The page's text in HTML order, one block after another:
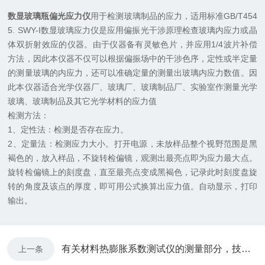
数显玻璃瓶偏光应力仪用于检测玻璃制品的应力，适用标准GB/T454
5. SWY-I数显玻璃应力仪是应用偏振光干涉原理检查玻璃内应力或晶
体双折射效应的仪器。由于仪器备有灵敏色片，并应用1/4波片补偿
方法，因此本仪器不仅可以根据偏振场中的干涉色序，定性或半定量
的测量玻璃的内应力，还可以准确定量的测量出玻璃内应力数值。因
此本仪器适合光学仪器厂、玻璃厂、玻璃制品厂、实验室作测量光学
玻璃、玻璃制品及其它光学材料的应力值
检测方法：
1、定性法：检测是否存在应力。
2、定量法：检测应力大小。打开电源，未放样品整个视野范围是黑
褐色的，放入样品，不旋转检偏镜，观测出最亮点即为应力最大点。
旋转检偏镜上的刻度盘，直至最亮点变成黑褐色，记录此时刻度盘旋
转的角度及该点的厚度，即可用公式换算出应力值。自动显示，打印
输出。
上一条 有关材料热膨胀系数测试仪的测量部分，技术要求有哪些